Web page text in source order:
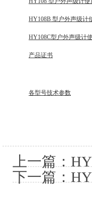
HY108B 型户外声级计
HY108C型户外声级计
产品证书
各型号技术参数
上一篇：
下一篇：